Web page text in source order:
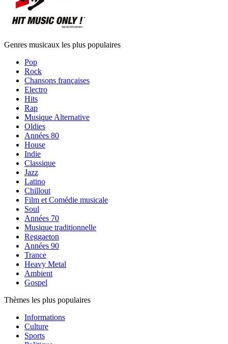
Genres musicaux les plus populaires
Pop
Rock
Chansons françaises
Electro
Hits
Rap
Musique Alternative
Oldies
Années 80
House
Indie
Classique
Jazz
Latino
Chillout
Film et Comédie musicale
Soul
Années 70
Musique traditionnelle
Reggaeton
Années 90
Trance
Heavy Metal
Ambient
Gospel
Thèmes les plus populaires
Informations
Culture
Sports